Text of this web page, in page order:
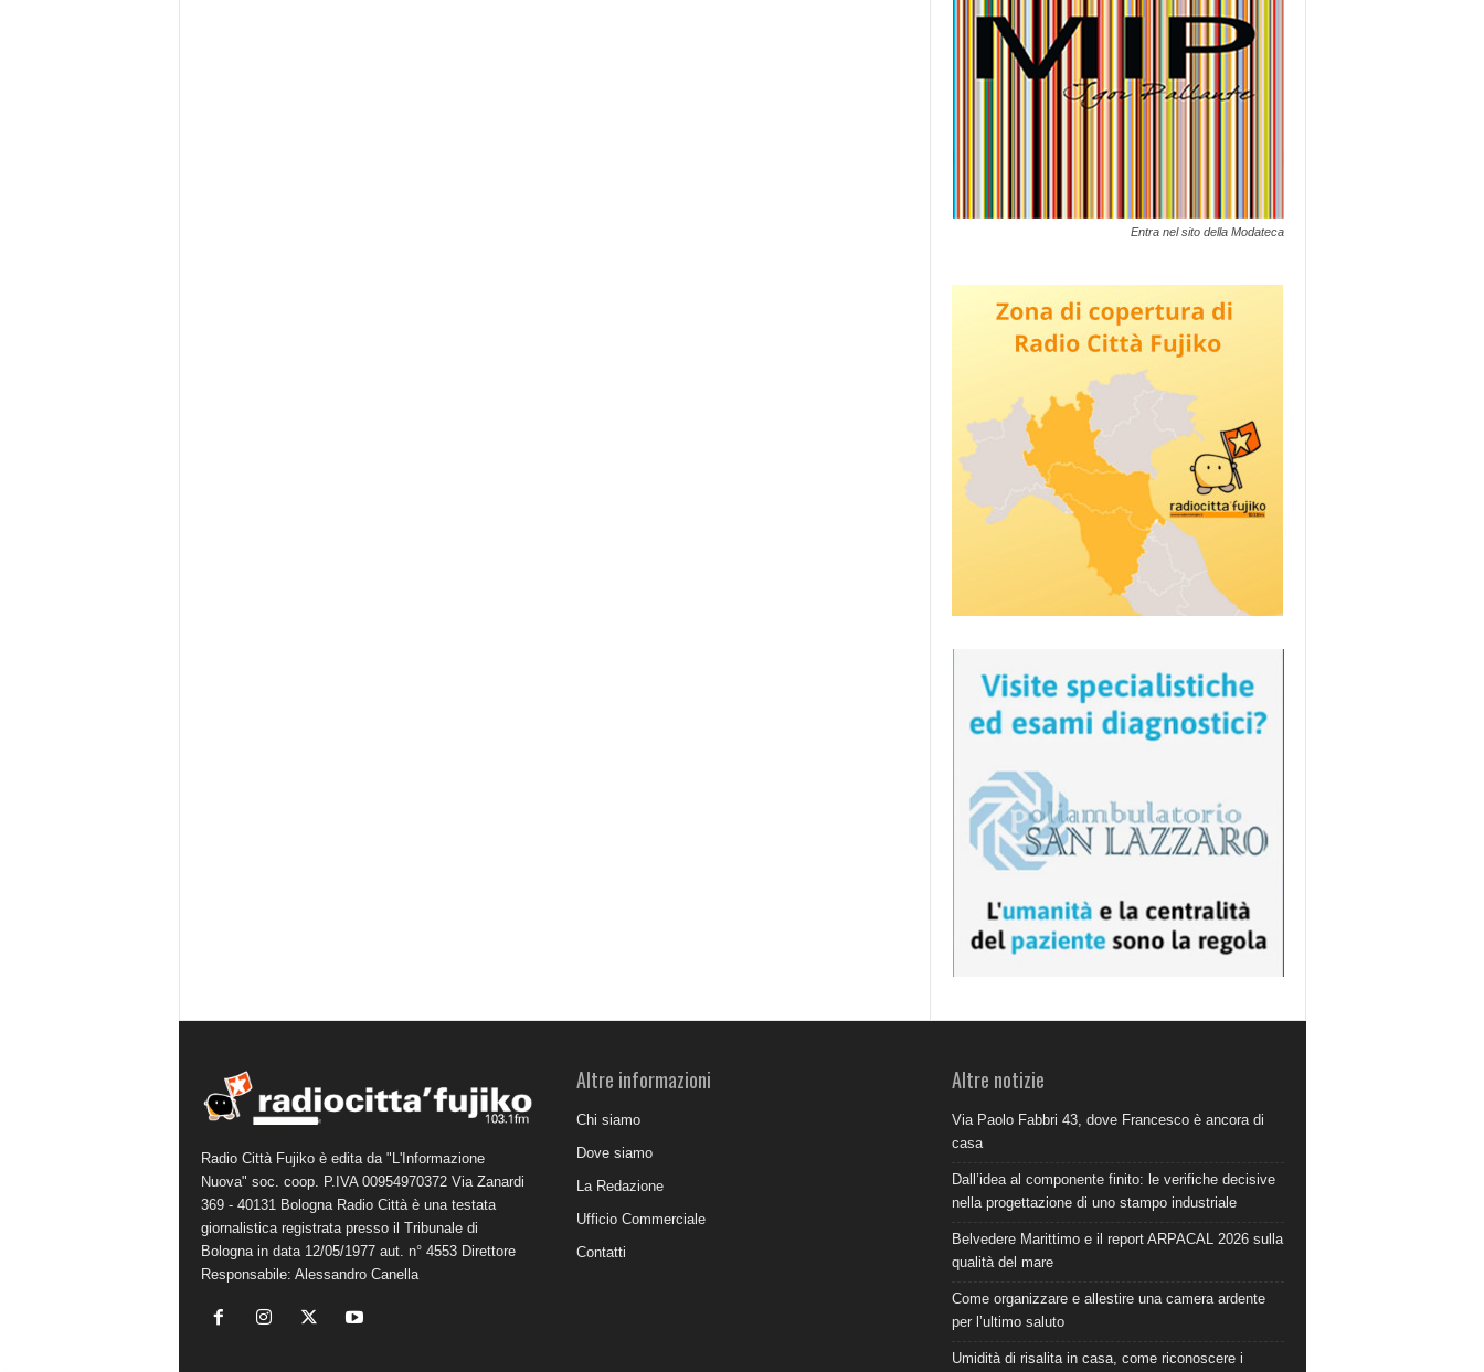
Entra nel sito della Modateca
Radio Città Fujiko è edita da "L'Informazione
Nuova" soc. coop. P.IVA 00954970372 Via Zanardi
369 - 40131 Bologna Radio Città è una testata
giornalistica registrata presso il Tribunale di
Bologna in data 12/05/1977 aut. n° 4553 Direttore
Responsabile: Alessandro Canella
Altre informazioni
Chi siamo
Dove siamo
La Redazione
Ufficio Commerciale
Contatti
Altre notizie
Via Paolo Fabbri 43, dove Francesco è ancora di
casa
Dall’idea al componente finito: le verifiche decisive
nella progettazione di uno stampo industriale
Belvedere Marittimo e il report ARPACAL 2026 sulla
qualità del mare
Come organizzare e allestire una camera ardente
per l’ultimo saluto
Umidità di risalita in casa, come riconoscere i